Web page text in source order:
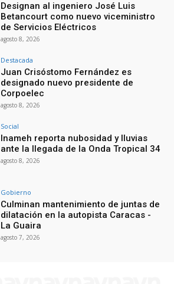
Designan al ingeniero José Luis
Betancourt como nuevo viceministro
de Servicios Eléctricos
agosto 8, 2026
Destacada
Juan Crisóstomo Fernández es
designado nuevo presidente de
Corpoelec
agosto 8, 2026
Social
Inameh reporta nubosidad y lluvias
ante la llegada de la Onda Tropical 34
agosto 8, 2026
Gobierno
Culminan mantenimiento de juntas de
dilatación en la autopista Caracas -
La Guaira
agosto 7, 2026